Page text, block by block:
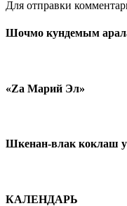
Для отправки
Шочмо кундемым
«Zа Марий Эл»
Шкенан-влак коклаш
КАЛЕНДАРЬ